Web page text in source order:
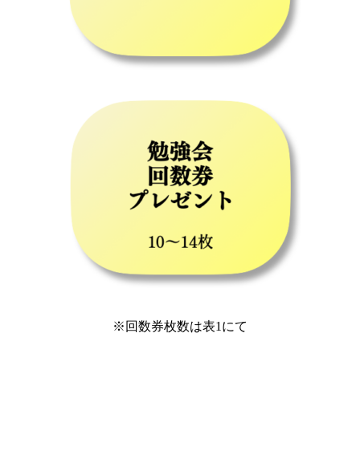
※回数券枚数は表1にて